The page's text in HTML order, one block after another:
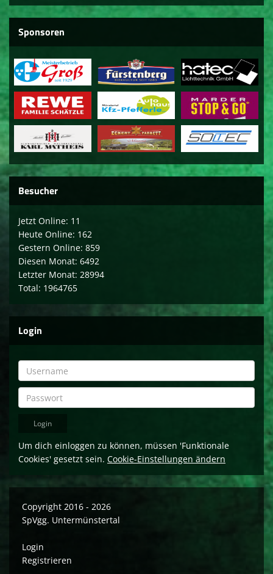
Sponsoren
Besucher
Jetzt Online: 11
Heute Online: 162
Gestern Online: 859
Diesen Monat: 6492
Letzter Monat: 28994
Total: 1964765
Login
Um dich einloggen zu können, müssen 'Funktionale
Cookies' gesetzt sein. Cookie-Einstellungen ändern
Copyright 2016 - 2026
SpVgg. Untermünstertal
Login
Registrieren